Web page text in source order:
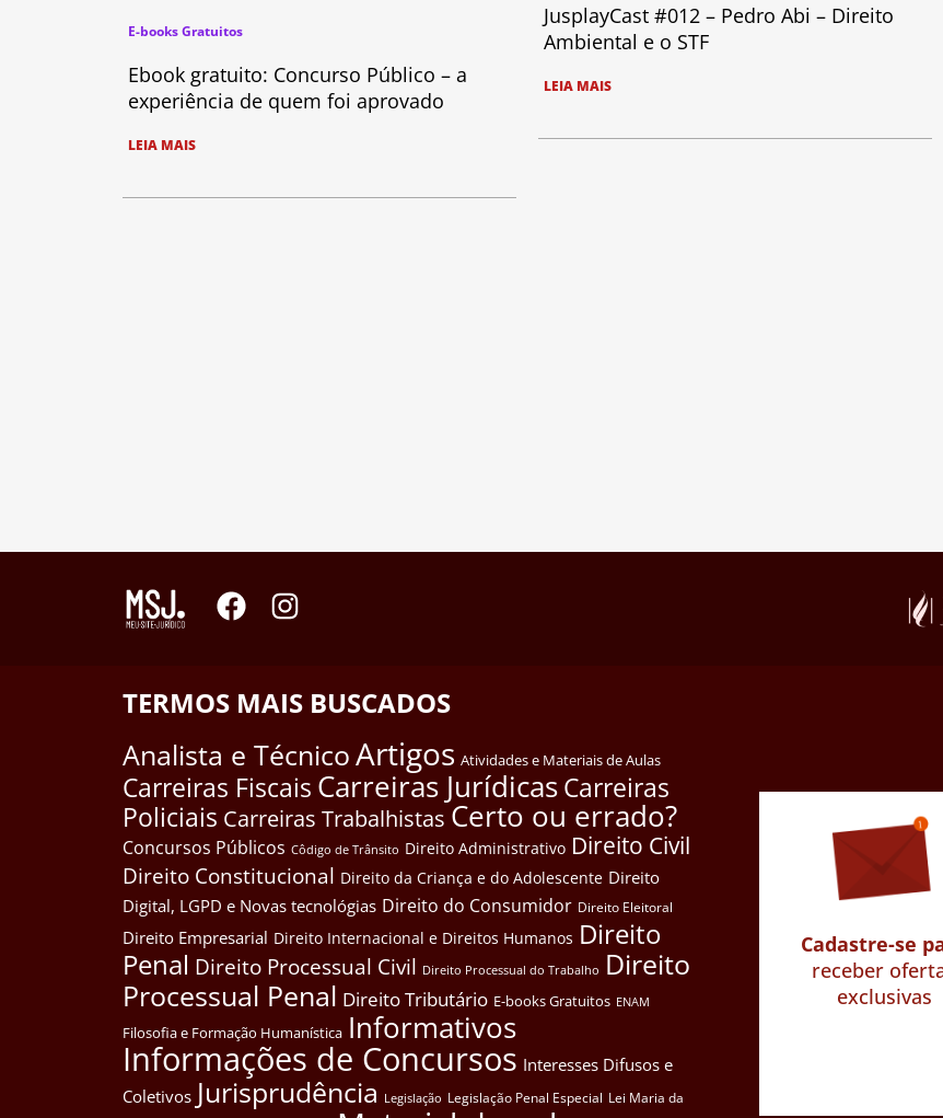
E-books Gratuitos
Ebook gratuito: Concurso Público – a
experiência de quem foi aprovado
LEIA MAIS
JusplayCast #012 – Pedro Abi – Direito
Ambiental e o STF
LEIA MAIS
TERMOS MAIS BUSCADOS
Analista e TécnicoArtigos Atividades e Materiais de Aulas
Carreiras Fiscais Carreiras JurídicasCarreiras
Policiais Carreiras Trabalhistas Certo ou errado?
Concursos Públicos Côdigo de Trânsito Direito Administrativo Direito Civil
Direito Constitucional Direito da Criança e do Adolescente Direito
Digital, LGPD e Novas tecnológias Direito do Consumidor Direito Eleitoral
Direito Empresarial Direito Internacional e Direitos Humanos Direito
Penal Direito Processual Civil Direito Processual do Trabalho Direito
Processual Penal Direito Tributário E-books Gratuitos ENAM
Filosofia e Formação Humanística Informativos
Informações de Concursos Interesses Difusos e
Coletivos Jurisprudência Legislação Legislação Penal Especial Lei Maria da
Cadastre-se
receber
exclusivas